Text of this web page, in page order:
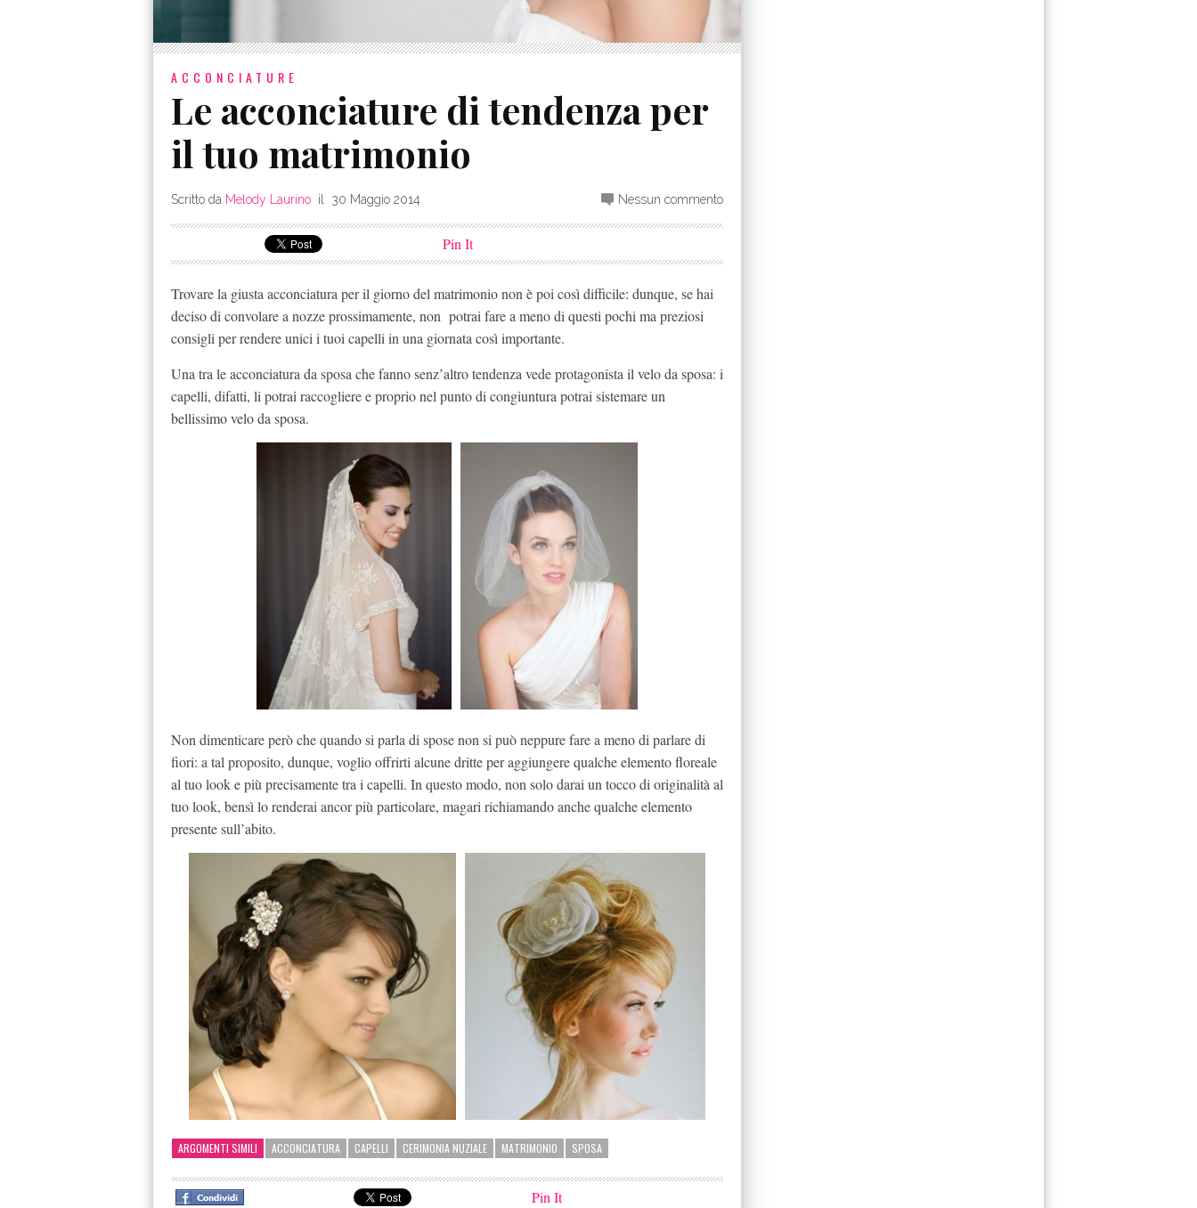
ACCONCIATURE
Le acconciature di tendenza per
il tuo matrimonio
Scritto da Melody Laurino il 30 Maggio 2014 Nessun commento
Pin It
Trovare la giusta acconciatura per il giorno del matrimonio non è poi così difficile: dunque, se hai
deciso di convolare a nozze prossimamente, non potrai fare a meno di questi pochi ma preziosi
consigli per rendere unici i tuoi capelli in una giornata così importante.
Una tra le acconciatura da sposa che fanno senz’altro tendenza vede protagonista il velo da sposa: i
capelli, difatti, li potrai raccogliere e proprio nel punto di congiuntura potrai sistemare un
bellissimo velo da sposa.
Non dimenticare però che quando si parla di spose non si può neppure fare a meno di parlare di
fiori: a tal proposito, dunque, voglio offrirti alcune dritte per aggiungere qualche elemento floreale
al tuo look e più precisamente tra i capelli. In questo modo, non solo darai un tocco di originalità al
tuo look, bensì lo renderai ancor più particolare, magari richiamando anche qualche elemento
presente sull’abito.
ARGOMENTI SIMILI ACCONCIATURA CAPELLI CERIMONIA NUZIALE MATRIMONIO SPOSA
Pin It